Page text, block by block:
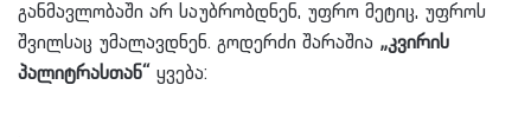
განმავლობაში არ საუბრობდნენ, უფრო მეტიც, უფროს
შვილსაც უმალავდნენ. გოდერძი შარაშია „კვირის
პალიტრასთან“ ყვება: